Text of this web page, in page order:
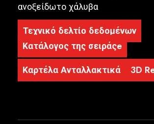
ανοξείδωτο χάλυβα
Τεχνικό δελτίο δεδομένων
Κατάλογος της σειράςe
Καρτέλα Ανταλλακτικά
3D